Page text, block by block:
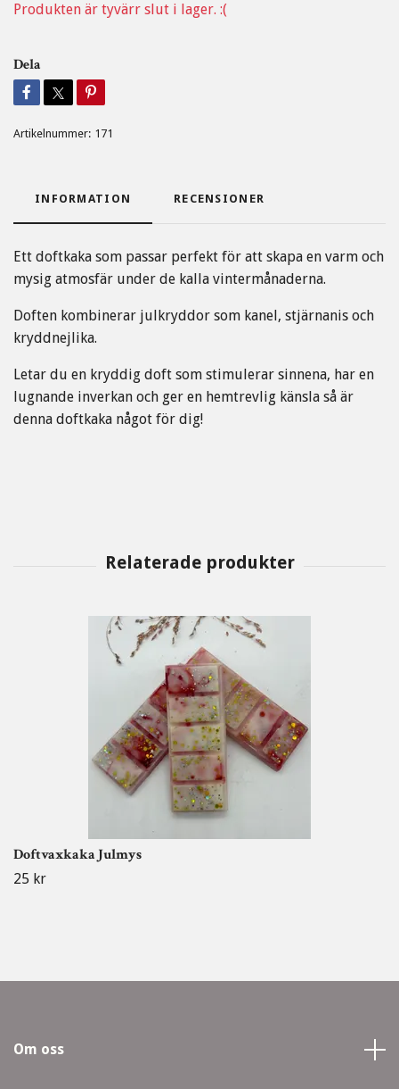
Produkten är tyvärr slut i lager. :(
Dela
Artikelnummer: 171
INFORMATION RECENSIONER
Ett doftkaka som passar perfekt för att skapa en varm och
mysig atmosfär under de kalla vintermånaderna.
Doften kombinerar julkryddor som kanel, stjärnanis och
kryddnejlika.
Letar du en kryddig doft som stimulerar sinnena, har en
lugnande inverkan och ger en hemtrevlig känsla så är
denna doftkaka något för dig!
Doftvaxkaka Julmys
25 kr
Om oss